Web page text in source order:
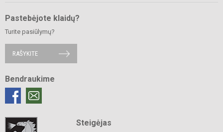
Pastebėjote klaidų?
Turite pasiūlymų?
RAŠYKITE
Bendraukime
Steigėjas